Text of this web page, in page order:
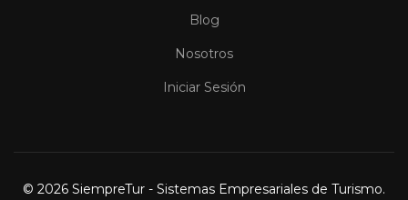
Blog
Nosotros
Iniciar Sesión
© 2026 SiempreTur - Sistemas Empresariales de Turismo.